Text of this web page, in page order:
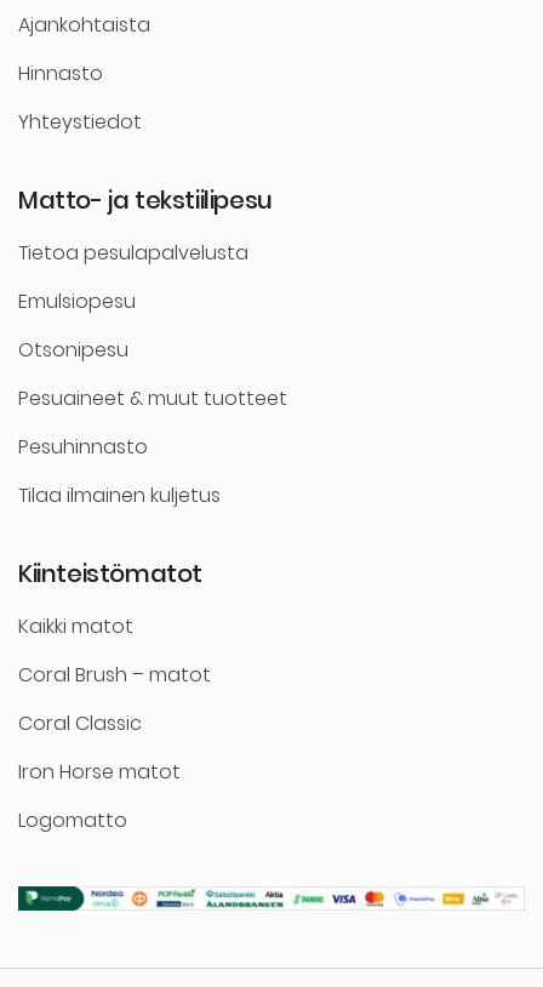
Ajankohtaista
Hinnasto
Yhteystiedot
Matto- ja tekstiilipesu
Tietoa pesulapalvelusta
Emulsiopesu
Otsonipesu
Pesuaineet & muut tuotteet
Pesuhinnasto
Tilaa ilmainen kuljetus
Kiinteistömatot
Kaikki matot
Coral Brush – matot
Coral Classic
Iron Horse matot
Logomatto